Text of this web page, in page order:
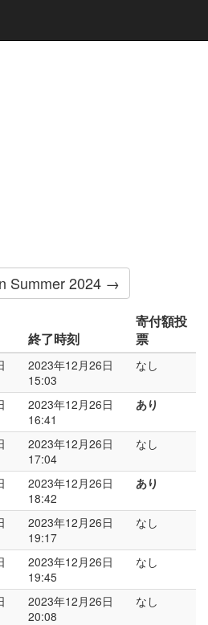
Summer 2024 →
終了時刻
寄付額投
票
2023年12月26日
15:03
なし
2023年12月26日
16:41
あり
2023年12月26日
17:04
なし
2023年12月26日
18:42
あり
2023年12月26日
19:17
なし
2023年12月26日
19:45
なし
2023年12月26日
20:08
なし